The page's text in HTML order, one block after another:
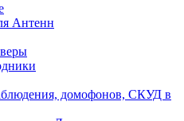
Антенн
домофонов, СКУД в